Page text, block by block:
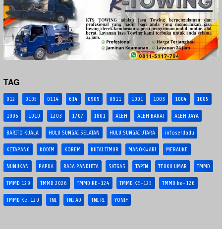
TAG
012 0105 0114 614 0909 0911 1001 1003 1004 1005
1006 1010 1203 1707 1801 ACEH ACEH BARAT ACEH JAYA
BARITO KUALA HULU SUNGAI SELATAN HULU SUNGAI UTARA infoserdadu
KETAPANG KODIM KOREM KUTAI TIMUR MANOKWARI MERAUKE
NUNUKAN PAPUA RAJA PANDHITA SATGAS TAPIN TEUKU UMAR TMMD
TMMD 129 TMMD 2026 TMMD KE-124 TMMD KE-125 TMMD ke-126
TMMD Ke-129 TNI TNI AD TNI RI YONIF